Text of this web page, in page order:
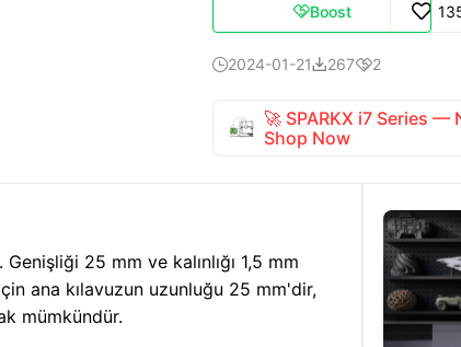
Boost
2024-01-212672
🚀 SPARKX i7 Series —
Shop Now
25 mm ve kalınlığı 1,5 mm
ana kılavuzun uzunluğu 25 mm'dir,
mümkündür.